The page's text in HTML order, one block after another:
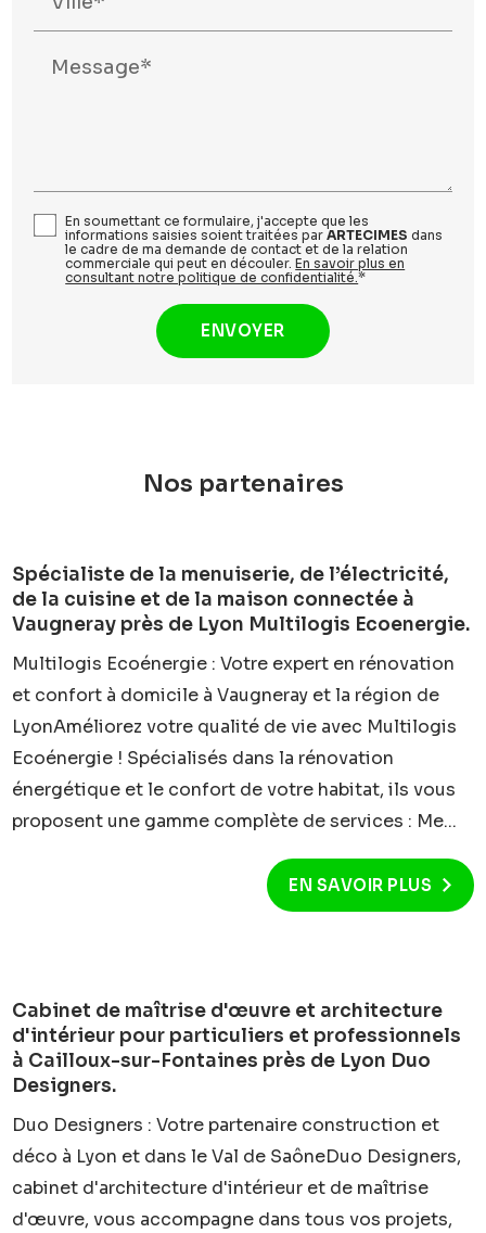
Message*
En soumettant ce formulaire, j'accepte que les
informations saisies soient traitées parARTECIMES dans
le cadre de ma demande de contact et de la relation
commerciale qui peut en découler.En savoir plus en
consultant notre politique de confidentialité.*
Nos partenaires
Spécialiste de la menuiserie, de l’électricité,
de la cuisine et de la maison connectée à
Vaugneray près de Lyon Multilogis Ecoenergie.
Multilogis Ecoénergie : Votre expert en rénovation
et confort à domicile à Vaugneray et la région de
LyonAméliorez votre qualité de vie avec Multilogis
Ecoénergie ! Spécialisés dans la rénovation
énergétique et le confort de votre habitat, ils vous
proposent une gamme complète de services : Me...
EN SAVOIR PLUS
Cabinet de maîtrise d'œuvre et architecture
d'intérieur pour particuliers et professionnels
à Cailloux-sur-Fontaines près de Lyon Duo
Designers.
Duo Designers : Votre partenaire construction et
déco à Lyon et dans le Val de SaôneDuo Designers,
cabinet d'architecture d'intérieur et de maîtrise
d'œuvre, vous accompagne dans tous vos projets,